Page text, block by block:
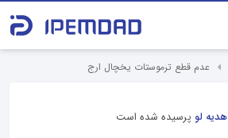
عدم قطع ترموستات یخچال ارج
هدیه لو پرسیده شده است